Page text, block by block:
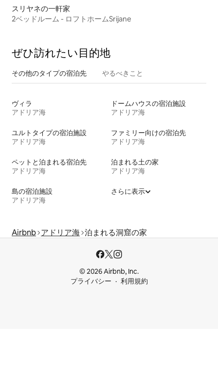
スリヤネの一軒家
2ベッドルーム - ロフトホームSrijane
ぜひ訪⁠れ⁠た⁠い目⁠的⁠地
その他のタ⁠イ⁠プ⁠の宿⁠泊⁠先 やるべきこと
ヴィラ
アドリア海
ドームハウスの宿泊施設
アドリア海
ユルトタイプの宿泊施設
アドリア海
ファミリー向けの宿泊先
アドリア海
ペットと泊まれる宿泊先
アドリア海
泊まれる土の家
アドリア海
島の宿泊施設
アドリア海
さらに表示
Airbnb アドリア海 泊まれる洞窟の家
© 2026 Airbnb, Inc.
プライバシー
利用規約